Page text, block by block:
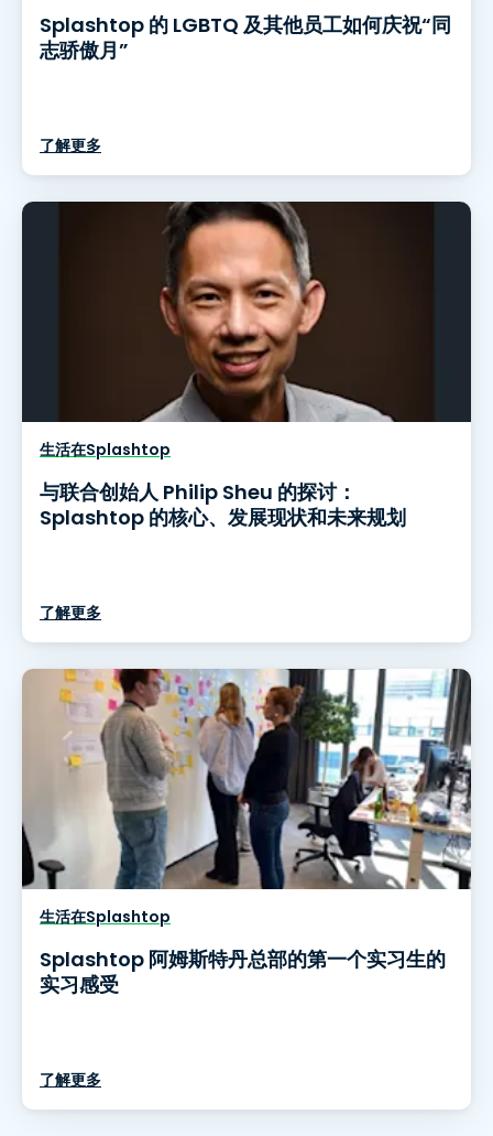
Splashtop 的 LGBTQ 及其他员工如何庆祝“同
志骄傲月”
了解更多
生活在Splashtop
与联合创始人 Philip Sheu 的探讨：
Splashtop 的核心、发展现状和未来规划
了解更多
生活在Splashtop
Splashtop 阿姆斯特丹总部的第一个实习生的
实习感受
了解更多